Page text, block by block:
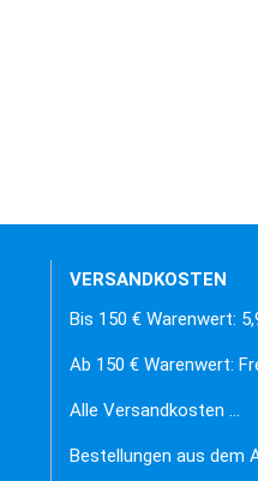
VERSANDKOSTEN
Bis 150 € Warenwert:
Ab 150 € Warenwert:
Alle Versandkosten …
Bestellungen aus dem